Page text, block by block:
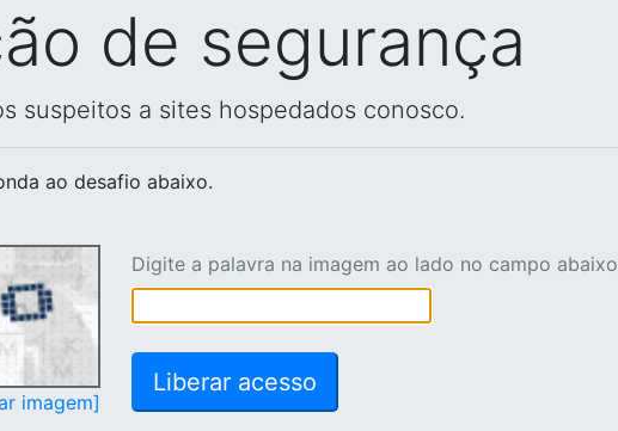
de segurança
suspeitos a sites hospedados conosco.
ao desafio abaixo.
imagem]
Digite a palavra na imagem ao lado no campo abaixo